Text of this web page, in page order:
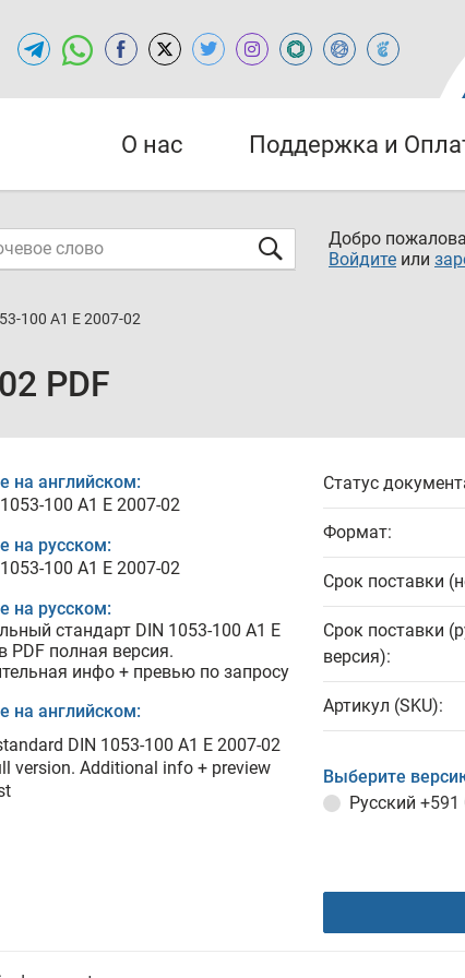
О нас Поддержка и
Добро
Войдите или
100 A1 E 2007-02
PDF
на английском:
100 A1 E 2007-02
на русском:
100 A1 E 2007-02
на русском:
стандарт DIN 1053-100 A1 E
PDF полная версия.
инфо + превью по запросу
на английском:
DIN 1053-100 A1 E 2007-02
version. Additional info + preview
Статус
Формат:
Срок поставки
Срок поставки
версия):
Артикул (SKU):
Выберите
Русский +591